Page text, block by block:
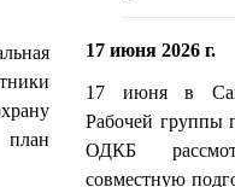
17 июня 2026 г.
17 июня в
Рабочей группы
ОДКБ
совместную